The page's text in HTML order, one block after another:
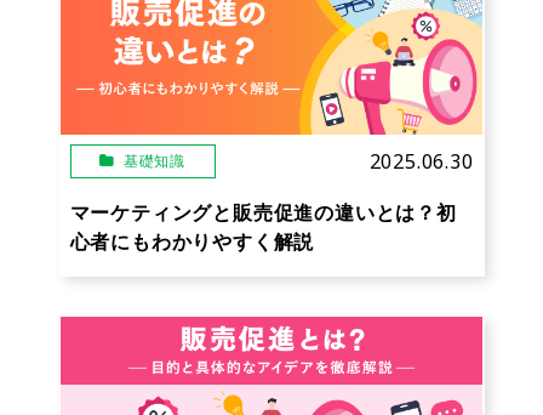
基礎知識
2025.06.30
マーケティングと販売促進の違いとは？初
心者にもわかりやすく解説